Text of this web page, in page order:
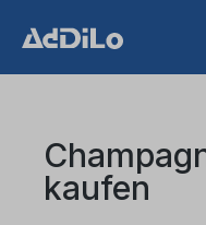
kaufen